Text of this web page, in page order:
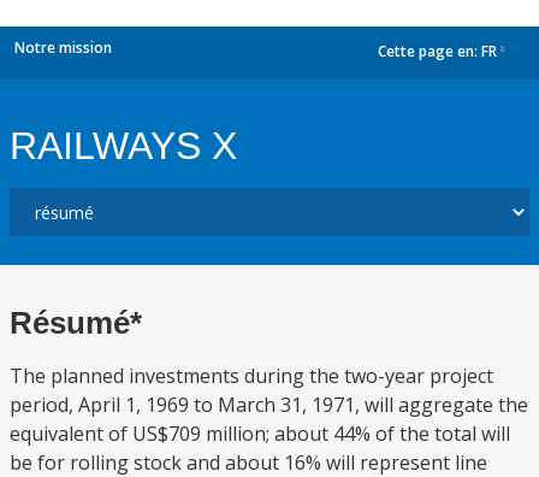
Notre mission Cette page en: FR
RAILWAYS X
Résumé*
The planned investments during the two-year project
period, April 1, 1969 to March 31, 1971, will aggregate the
equivalent of US$709 million; about 44% of the total will
be for rolling stock and about 16% will represent line